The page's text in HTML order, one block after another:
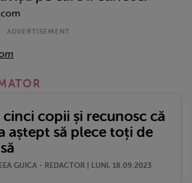
cinci copii și recunosc că
aștept să plece toți de
GUICA - REDACTOR | LUNI, 18.09.2023